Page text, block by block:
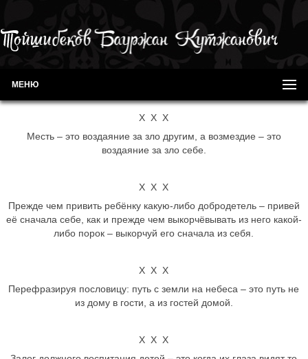
МЕНЮ
Х Х Х
Месть – это воздаяние за зло другим, а возмездие – это
воздаяние за зло себе.
Х Х Х
Прежде чем привить ребёнку какую-либо добродетель – привей
её сначала себе, как и прежде чем выкорчёвывать из него какой-
либо порок – выкорчуй его сначала из себя.
Х Х Х
Перефразируя пословицу: путь с земли на небеса – это путь не
из дому в гости, а из гостей домой.
Х Х Х